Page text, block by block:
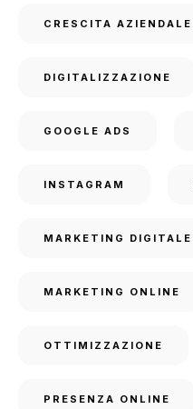
CRESCITA AZIENDALE
DIGITALIZZAZIONE
GOOGLE ADS
INSTAGRAM
MARKETING DIGITALE
MARKETING ONLINE
OTTIMIZZAZIONE
PRESENZA ONLINE